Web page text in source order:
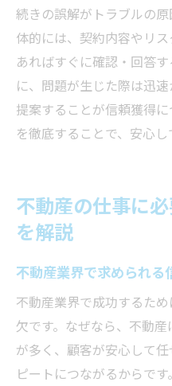
続きの誤解がトラブルの
体的には、契約内容やリ
あればすぐに確認・回答
に、問題が生じた際は迅
提案することが信頼獲得
を徹底することで、安心し
不動産の仕事に
を解説
不動産業界で求められる
不動産業界で成功するた
欠です。なぜなら、不動産
が多く、顧客が安心して
ピートにつながるからで